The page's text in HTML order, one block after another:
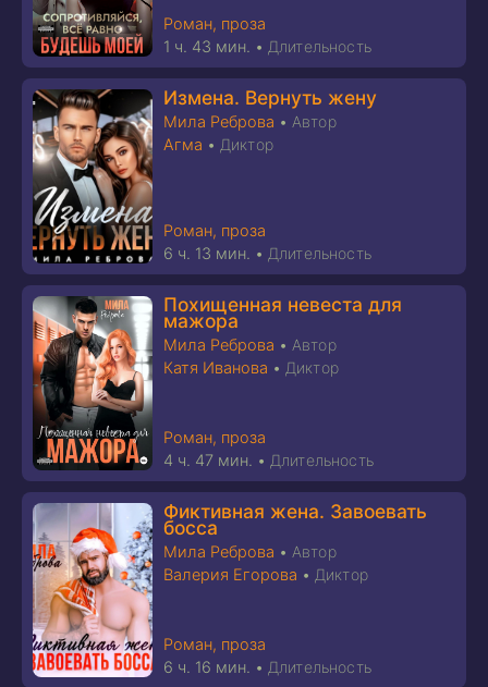
Роман, проза
1 ч. 43 мин. • Длительность
Измена. Вернуть жену
Мила Реброва • Автор
Агма • Диктор
Роман, проза
6 ч. 13 мин. • Длительность
Похищенная невеста для
мажора
Мила Реброва • Автор
Катя Иванова • Диктор
Роман, проза
4 ч. 47 мин. • Длительность
Фиктивная жена. Завоевать
босса
Мила Реброва • Автор
Валерия Егорова • Диктор
Роман, проза
6 ч. 16 мин. • Длительность